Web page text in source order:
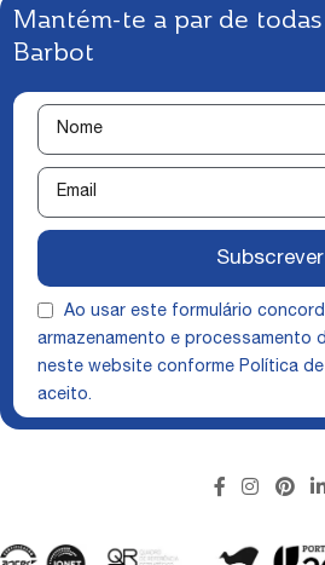
Mantém-te a par de
Barbot
Ao usar este formulário
armazenamento e processamento
neste website conforme Política
aceito.
Subscrever